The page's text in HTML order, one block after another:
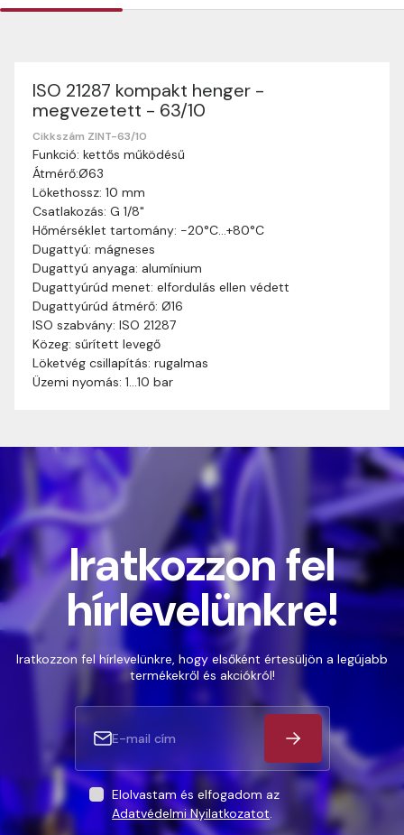
ISO 21287 kompakt henger -
megvezetett - 63/10
Cikkszám ZINT-63/10
Funkció: kettős működésű
Átmérő:Ø63
Lökethossz: 10 mm
Csatlakozás: G 1/8"
Hőmérséklet tartomány: -20°C…+80°C
Dugattyú: mágneses
Dugattyú anyaga: alumínium
Dugattyúrúd menet: elfordulás ellen védett
Dugattyúrúd átmérő: Ø16
ISO szabvány: ISO 21287
Közeg: sűrített levegő
Löketvég csillapítás: rugalmas
Üzemi nyomás: 1…10 bar
Szállítási információk
Nagyon köszönjük, hogy webshopunkat választottátok
vásárlásaitokhoz. Az alábbiakban megtaláljátok szállítási
információinkat, hogy a vásárlásotok gördülékenyen és
zökkenőmentesen történhessen.
Szállítási idő:
munkanapon belül kézbesítjük. Amennyiben
valamilyen okból kifolyólag a szállítás hosszabb
ideig tart, előre értesítünk benneteket.
Szállítási díj: A szállítási díj függ a termék súlyától
és a szállítási cím távolságától. A pontos szállítási
díjat a vásárlás folyamata során megtekinthetitek,
mielőtt a rendelést véglegesítitek.
Iratkozzon fel
hírlevelünkre!
Iratkozzon fel hírlevelünkre, hogy elsőként értesüljön a legújabb
termékekről és akciókról!
Elolvastam és elfogadom az
Adatvédelmi Nyilatkozatot.